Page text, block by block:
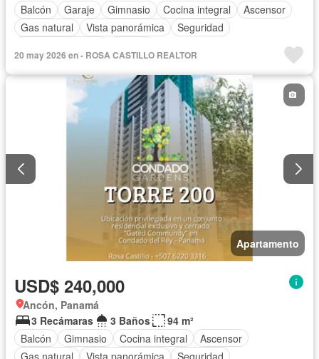
Balcón
Garaje Gimnasio Cocina integral
Ascensor
Gas natural
Vista panorámica
Seguridad
20 may 2026 en - ROSA CASTILLO REALTOR
Apartamento
USD$ 240,000
Ancón, Panamá
3 Recámaras
3 Baños
94 m²
Balcón
Gimnasio Cocina integral
Ascensor
Gas natural
Vista panorámica
Seguridad